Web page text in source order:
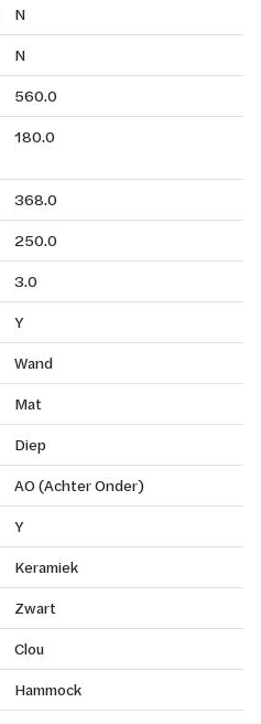
N
N
560.0
180.0
368.0
250.0
3.0
Y
Wand
Mat
Diep
AO (Achter Onder)
Y
Keramiek
Zwart
Clou
Hammock